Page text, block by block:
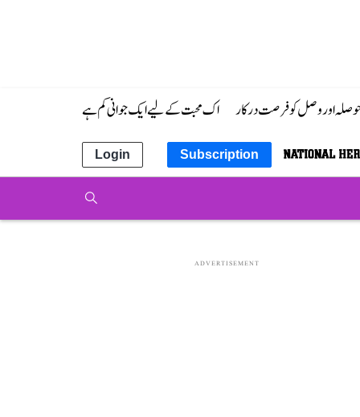
حوصلہ اور وصل کو فرصت درکار اک محبت کے لیے ایک جوانی کم ہے
Subscription
Login
ADVERTISEMENT